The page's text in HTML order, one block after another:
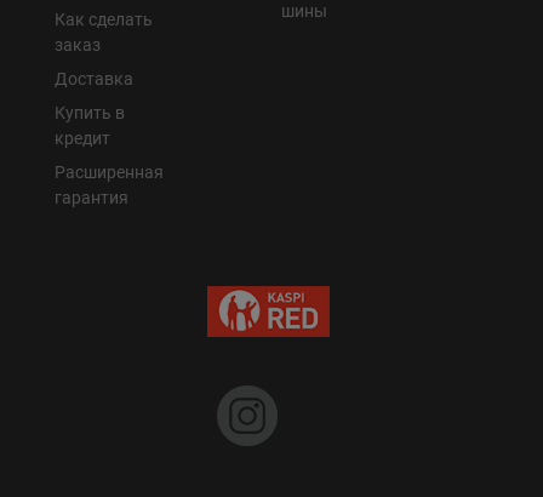
Как сделать
заказ
Доставка
Купить в
кредит
Расширенная
гарантия
шины